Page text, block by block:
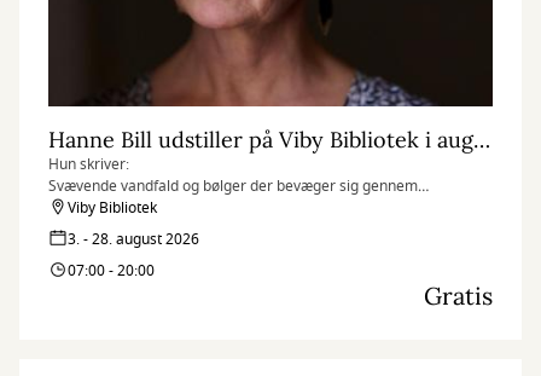
Hanne Bill udstiller på Viby Bibliotek i august måned
Hun skriver:
Svævende vandfald og bølger der bevæger sig gennem
surrealistiske fantasilandskaber, er blevet mit kunstner-dna. For
mig symboliserer de: kærlighed, forandring, kaos, renselse,
naturen, livskraft og lyd. Ofte er de ledsaget af nødblus og
menneske-/dyrelignende entiteter, der er beskyttere og bringer
Viby Bibliotek
3. - 28. august 2026
07:00 - 20:00
Gratis